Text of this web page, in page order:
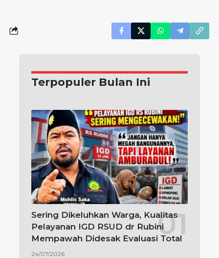
Terpopuler Bulan Ini
Sering Dikeluhkan Warga, Kualitas
Pelayanan IGD RSUD dr Rubini
Mempawah Didesak Evaluasi Total
24/07/2026